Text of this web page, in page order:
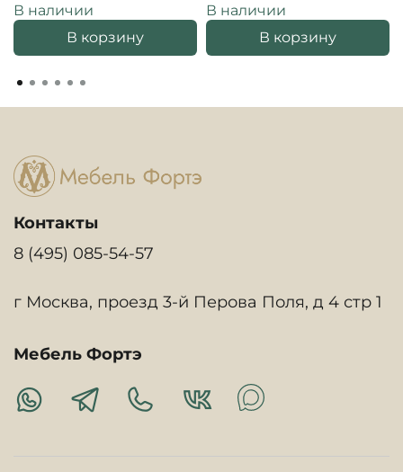
В наличии
В корзину
В наличии
В корзину
Контакты
8 (495) 085-54-57
г Москва, проезд 3-й Перова Поля, д 4 стр 1
Мебель Фортэ